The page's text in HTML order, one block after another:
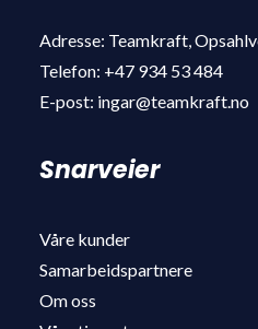
Adresse: Teamkraft,
Telefon: +47 934 53 484
E-post: ingar@teamkraft.no
Snarveier
Våre kunder
Samarbeidspartnere
Om oss